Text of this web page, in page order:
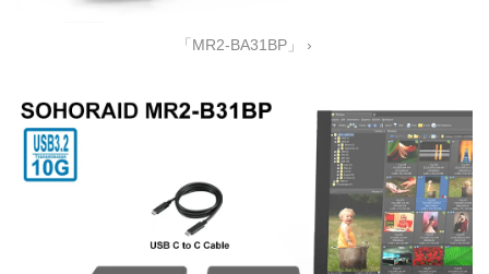
「MR2-BA31BP」 ›